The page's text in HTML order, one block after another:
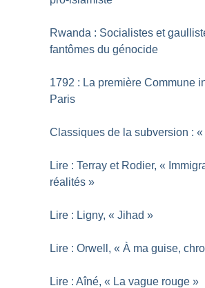
Rwanda : Socialistes et
fantômes du génocide
1792 : La première Commune
Paris
Classiques de la subversion : «
Lire : Terray et Rodier, «
réalités »
Lire : Ligny, « Jihad »
Lire : Orwell, « À ma guise,
Lire : Aîné, « La vague rouge »